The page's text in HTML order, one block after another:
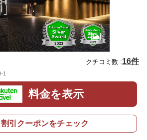
クチコミ数 :16件
1
料金を表示
割引クーポンをチェック